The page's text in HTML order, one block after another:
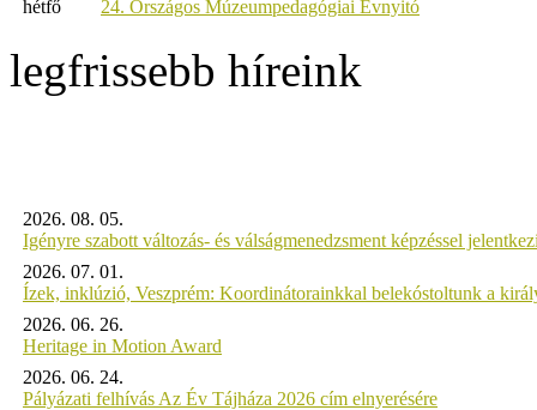
hétfő
24. Országos Múzeumpedagógiai Évnyitó
legfrissebb híreink
2026. 08. 05.
Igényre szabott változás- és válságmenedzsment képzéssel
2026. 07. 01.
Ízek, inklúzió, Veszprém: Koordinátorainkkal belekóstoltunk a
2026. 06. 26.
Heritage in Motion Award
2026. 06. 24.
Pályázati felhívás Az Év Tájháza 2026 cím elnyerésére